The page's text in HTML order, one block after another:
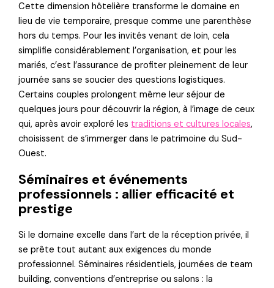
Cette dimension hôtelière transforme le domaine en
lieu de vie temporaire, presque comme une parenthèse
hors du temps. Pour les invités venant de loin, cela
simplifie considérablement l’organisation, et pour les
mariés, c’est l’assurance de profiter pleinement de leur
journée sans se soucier des questions logistiques.
Certains couples prolongent même leur séjour de
quelques jours pour découvrir la région, à l’image de ceux
qui, après avoir exploré les traditions et cultures locales,
choisissent de s’immerger dans le patrimoine du Sud-
Ouest.
Séminaires et événements
professionnels : allier efficacité et
prestige
Si le domaine excelle dans l’art de la réception privée, il
se prête tout autant aux exigences du monde
professionnel. Séminaires résidentiels, journées de team
building, conventions d’entreprise ou salons : la